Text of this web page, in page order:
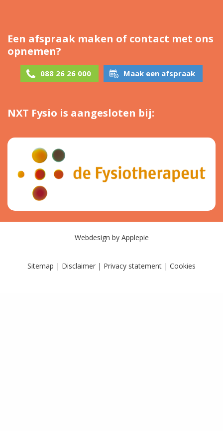
Een afspraak maken of contact met ons
opnemen?
088 26 26 000 Maak een afspraak
NXT Fysio is aangesloten bij:
Webdesign by Applepie
Sitemap | Disclaimer | Privacy statement | Cookies